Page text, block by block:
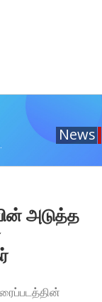
News
அடுத்த